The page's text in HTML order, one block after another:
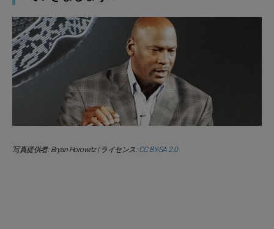
写真提供者: Bryan Horowitz | ライセンス:CC BY-SA 2.0